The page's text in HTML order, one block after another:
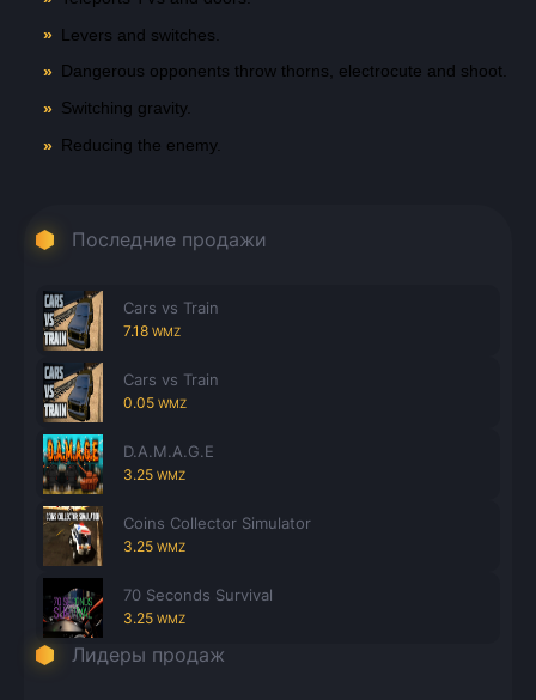
Levers and switches.
Dangerous opponents throw thorns, electrocute and shoot.
Switching gravity.
Reducing the enemy.
Последние продажи
Cars vs Train
7.18 WMZ
Cars vs Train
0.05 WMZ
D.A.M.A.G.E
3.25 WMZ
Coins Collector Simulator
3.25 WMZ
70 Seconds Survival
3.25 WMZ
Лидеры продаж